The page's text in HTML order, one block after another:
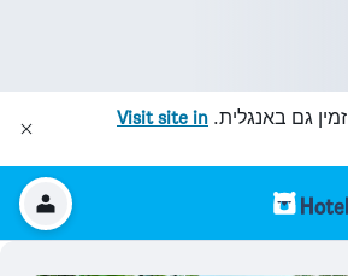
זמין גם באנגלית. Visit site in